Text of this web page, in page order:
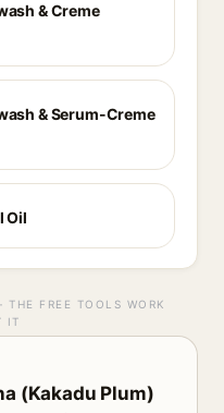
& Creme
& Serum-Creme
Oil
FREE TOOLS WORK
IT
(Kakadu Plum)